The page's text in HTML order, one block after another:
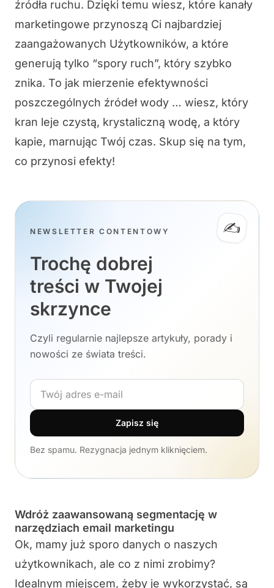
źródła ruchu. Dzięki temu wiesz, które kanały
marketingowe przynoszą Ci najbardziej
zaangażowanych Użytkowników, a które
generują tylko “spory ruch”, który szybko
znika. To jak mierzenie efektywności
poszczególnych źródeł wody … wiesz, który
kran leje czystą, krystaliczną wodę, a który
kapie, marnując Twój czas. Skup się na tym,
co przynosi efekty!
✍️
NEWSLETTER CONTENTOWY
Trochę dobrej
treści w Twojej
skrzynce
Czyli regularnie najlepsze artykuły, porady i
nowości ze świata treści.
Adres e-mail
Zapisz się
Bez spamu. Rezygnacja jednym kliknięciem.
Wdróż zaawansowaną segmentację w
narzędziach email marketingu
Ok, mamy już sporo danych o naszych
użytkownikach, ale co z nimi zrobimy?
Idealnym miejscem, żeby je wykorzystać, są